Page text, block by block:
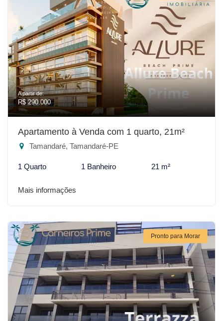
A partir de:
R$ 290.000
Apartamento à Venda com 1 quarto, 21m²
Tamandaré, Tamandaré-PE
1 Quarto 1 Banheiro 21 m²
Mais informações
Pronto para Morar